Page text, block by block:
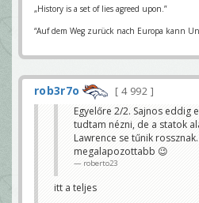
„History is a set of lies agreed upon.”
“Auf dem Weg zurück nach Europa kann
rob3r7o
4 992
Egyelőre 2/2. Sajnos eddig
tudtam nézni, de a statok
Lawrence se tűnik
megalapozottabb 😉
roberto23
itt a teljes